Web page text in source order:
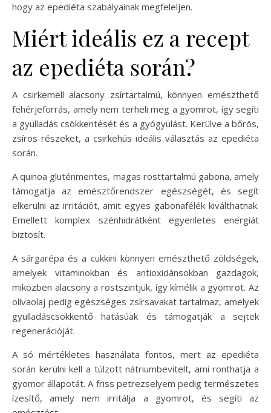
hogy az epediéta szabályainak megfeleljen.
Miért ideális ez a recept
az epediéta során?
A csirkemell alacsony zsírtartalmú, könnyen emészthető
fehérjeforrás, amely nem terheli meg a gyomrot, így segíti
a gyulladás csökkentését és a gyógyulást. Kerülve a bőrös,
zsíros részeket, a csirkehús ideális választás az epediéta
során.
A quinoa gluténmentes, magas rosttartalmú gabona, amely
támogatja az emésztőrendszer egészségét, és segít
elkerülni az irritációt, amit egyes gabonafélék kiválthatnak.
Emellett komplex szénhidrátként egyenletes energiát
biztosít.
A sárgarépa és a cukkini könnyen emészthető zöldségek,
amelyek vitaminokban és antioxidánsokban gazdagok,
miközben alacsony a rostszintjük, így kímélik a gyomrot. Az
olívaolaj pedig egészséges zsírsavakat tartalmaz, amelyek
gyulladáscsökkentő hatásúak és támogatják a sejtek
regenerációját.
A só mértékletes használata fontos, mert az epediéta
során kerülni kell a túlzott nátriumbevitelt, ami ronthatja a
gyomor állapotát. A friss petrezselyem pedig természetes
ízesítő, amely nem irritálja a gyomrot, és segíti az